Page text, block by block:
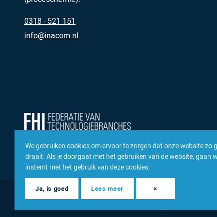
0318 - 521 151
info@inacom.nl
© 2026 Inacom — Sterk in spareparts, consumables en
We gebruiken cookies om ervoor te zorgen dat onze website zo
draait. Als je doorgaat met het gebruiken van de website, gaan
instemt met het gebruik van deze cookies.
Ja, is goed Lees meer ×